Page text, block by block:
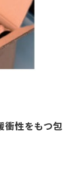
衝性をもつ包